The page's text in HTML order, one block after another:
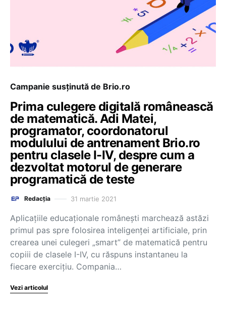
Campanie susținută de Brio.ro
Prima culegere digitală românească
de matematică. Adi Matei,
programator, coordonatorul
modulului de antrenament Brio.ro
pentru clasele I-IV, despre cum a
dezvoltat motorul de generare
programatică de teste
Redacția 31 martie 2021
Aplicațiile educaționale românești marchează astăzi
primul pas spre folosirea inteligenței artificiale, prin
crearea unei culegeri „smart” de matematică pentru
copiii de clasele I-IV, cu răspuns instantaneu la
fiecare exercițiu. Compania…
Vezi articolul